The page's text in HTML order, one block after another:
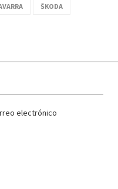
ŠKODA
electrónico